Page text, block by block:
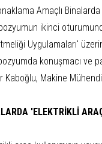
Amaçlı
ikinci
Uygulamaları'
konuşmacı ve
Kaboğlu, Makine
'ELEKTRİKLİ